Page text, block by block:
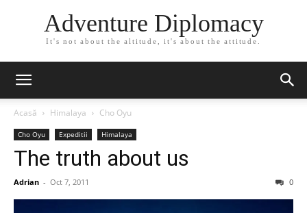
Adventure Diplomacy
It's not about the altitude, it's about the attitude.
Acasă Himalaya Cho Oyu
Cho Oyu Expeditii Himalaya
The truth about us
Adrian - Oct 7, 2011 0